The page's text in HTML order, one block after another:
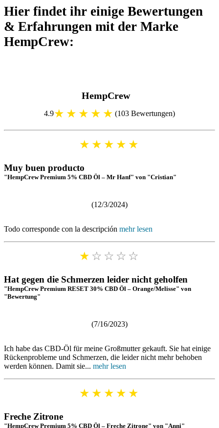
Hier findet ihr einige Bewertungen
& Erfahrungen mit der Marke
HempCrew: